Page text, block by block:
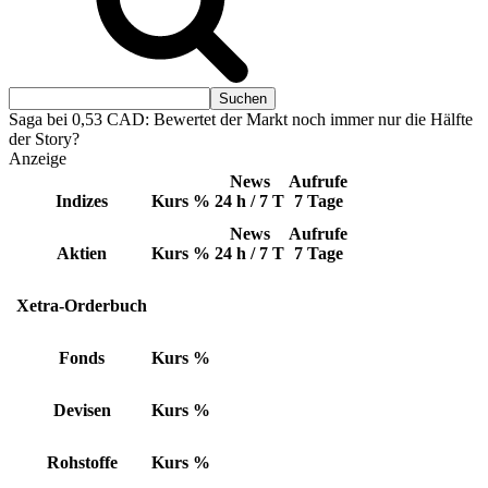
Saga bei 0,53 CAD: Bewertet der Markt noch immer nur die Hälfte
der Story?
Anzeige
Indizes Kurs %
News
24 h / 7 T
Aufrufe
7 Tage
Aktien Kurs %
News
24 h / 7 T
Aufrufe
7 Tage
Xetra-Orderbuch
Fonds Kurs %
Devisen Kurs %
Rohstoffe Kurs %